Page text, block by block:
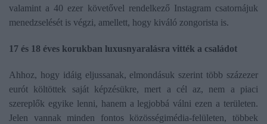
valamint a 40 ezer követővel rendelkező Instagram csatornájuk
menedzselését is végzi, amellett, hogy kiváló zongorista is.
17 és 18 éves korukban luxusnyaralásra vitték a családot
Ahhoz, hogy idáig eljussanak, elmondásuk szerint több százezer
eurót költöttek saját képzésükre, mert a cél az, nem a piaci
szereplők egyike lenni, hanem a legjobbá válni ezen a területen.
Jelen vannak minden fontos közösségimédia-felületen, többek